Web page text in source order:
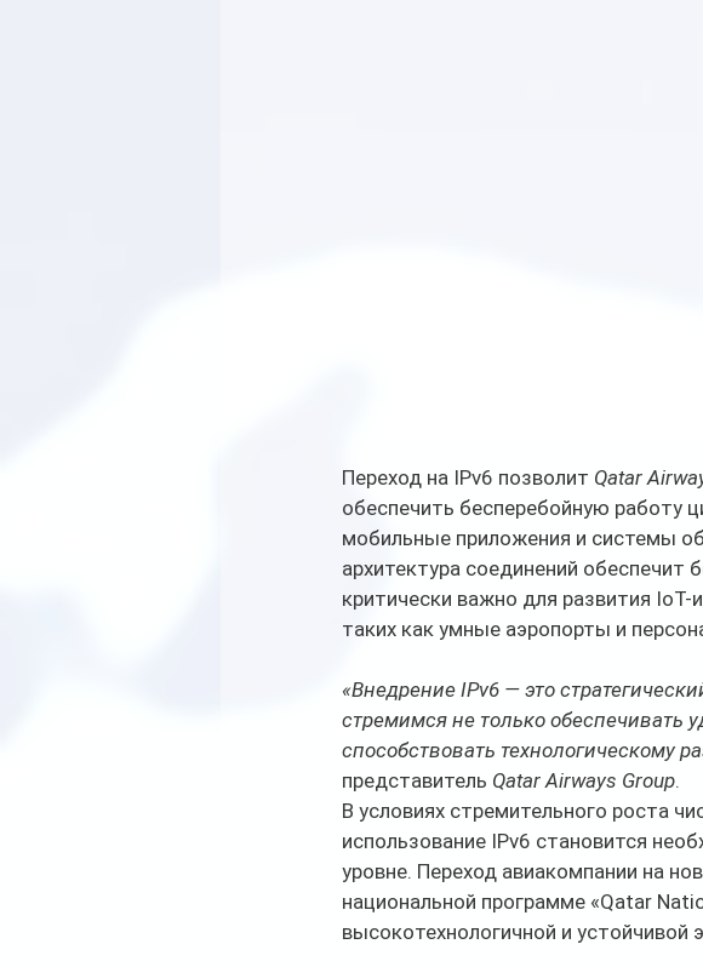
Переход на IPv6 позволит Qatar
обеспечить бесперебойную работу
мобильные приложения и системы
архитектура соединений
критически важно для развития
таких как умные аэропорты и
«Внедрение IPv6 — это
стремимся не только обеспечивать
способствовать технологическому
представитель Qatar Airways Group.
В условиях стремительного роста
использование IPv6 становится
уровне. Переход авиакомпании на
национальной программе «Qatar
высокотехнологичной и устойчивой